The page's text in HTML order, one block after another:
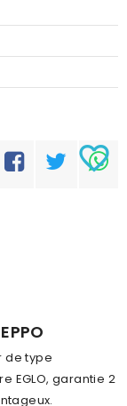
de type
EGLO, garantie 2
favorite_border